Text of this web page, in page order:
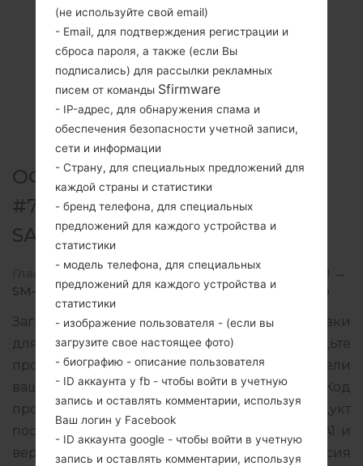
ОФИЦИАЛЬНАЯ ПРОШИВКА
#70404 ДЛЯ SM-G532M -
SAMSUNGGALAXY J2 PRIME
Главная →Galaxy J2 Prime →SamsungSM-G532M →
SM-G532M_1_20190323144540_0y9shkg510_fac.zip
Загрузите последнее обновление прошивки
для Samsung Galaxy J2 Prime, но не забудьте
проверить, соответствует ли номер модели
вашего смартфона указанному SM-G532M. Код
прошивки CRC для COSTA RICA. Продукт
поставляется с версией PDA G532MUMU1ASA1 и
версия CSC G532MCRC1ASA1, MODEM версия
(не используйте свой email)
- Email, для подтверждения регистрации и
сброса пароля, а также (если Вы
подписались) для рассылки рекламных
писем от команды Sfirmware
- IP-адрес, для обнаружения спама и
обеспечения безопасности учетной записи,
сети и информации
- Страну, для специальных предложений для
каждой страны и статистики
- бренд телефона, для специальных
предложений для каждого устройства и
статистики
- модель телефона, для специальных
предложений для каждого устройства и
статистики
- изображение пользователя - (если вы
загрузите свое настоящее фото)
- биографию - описание пользователя
- ID аккаунта у fb - чтобы войти в учетную
запись и оставлять комментарии, используя
Ваш логин у Facebook
- ID аккаунта google - чтобы войти в учетную
запись и оставлять комментарии, используя